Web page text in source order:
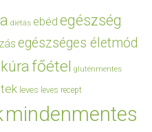
diétás ebéd egészség
egészséges életmód
főétel gluténmentes
leves leves recept
mindenmentes